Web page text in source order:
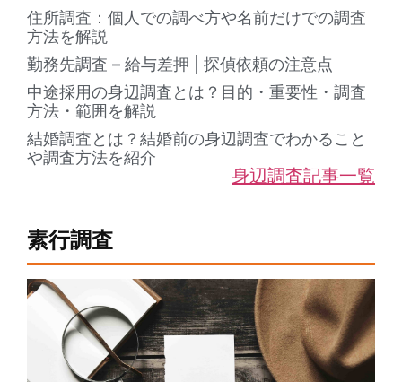
住所調査：個人での調べ方や名前だけでの調査
方法を解説
勤務先調査 – 給与差押 | 探偵依頼の注意点
中途採用の身辺調査とは？目的・重要性・調査
方法・範囲を解説
結婚調査とは？結婚前の身辺調査でわかること
や調査方法を紹介
身辺調査記事一覧
素行調査